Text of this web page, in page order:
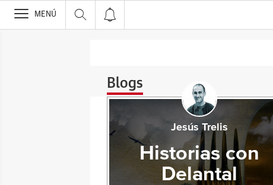
>
MENÚ
Blogs
Jesús Trelis
Historias con
Delantal